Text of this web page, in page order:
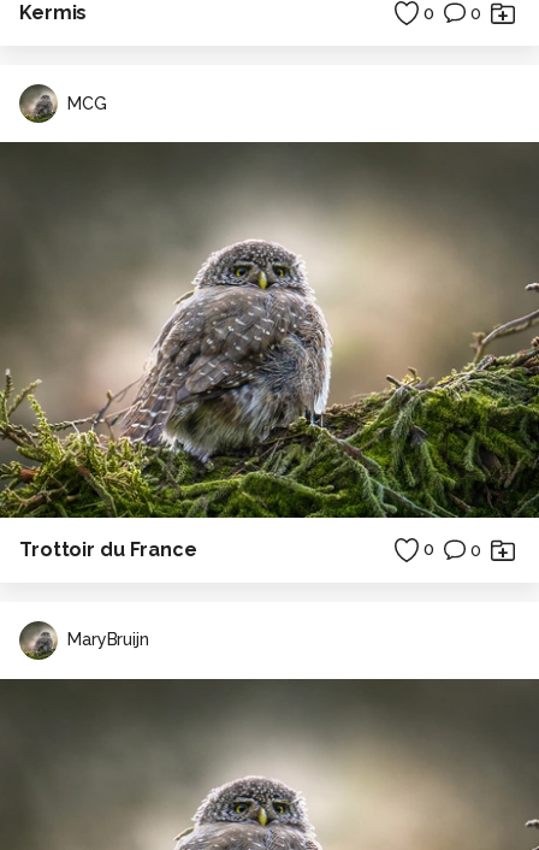
Kermis 0 0
MCG
Trottoir du France 0 0
MaryBruijn